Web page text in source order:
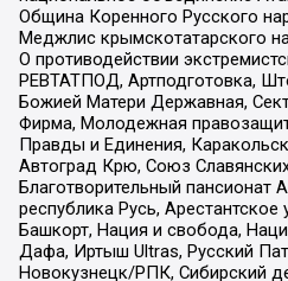
Община Коренного Русского
Меджлис крымскотатарского
О противодействии
РЕВТАТПОД, Артподготовка,
Божией Матери Державная,
Фирма, Молодежная
Правды и Единения,
Автоград Крю, Союз
Благотворительный пансионат
республика Русь, Арестантское
Башкорт, Нация и свобода,
Дафа, Иртыш Ultras, Русский
Новокузнецк/РПК, Сибирский